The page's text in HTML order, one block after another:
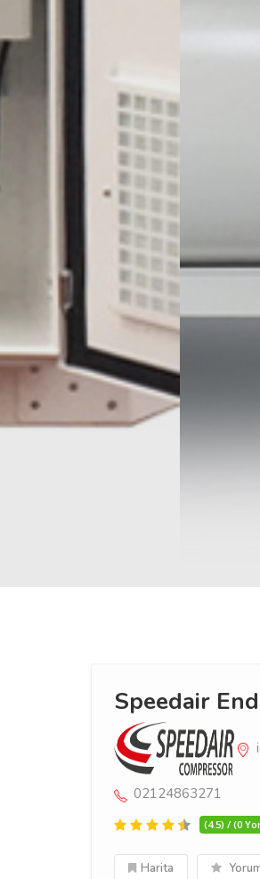
Speedair
02124863271
(4.5) / (0
Harita